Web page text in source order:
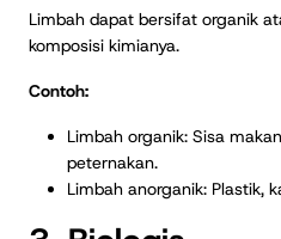
Limbah dapat bersifat organik
komposisi kimianya.
Contoh:
Limbah organik: Sisa
peternakan.
Limbah anorganik: Plastik,